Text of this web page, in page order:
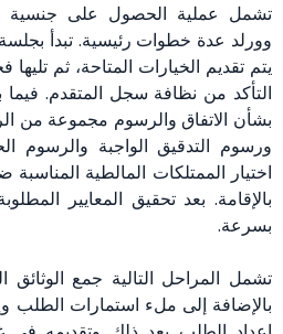
تشمل عملية الحصول على جنسية
وورلد عدة خطوات رئيسية. تبدأ
يتم تقديم الخيارات المتاحة، ثم تليها
التأكد من نظافة سجل المتقدم.
بشأن الاتفاق والرسوم مجموعة من
ورسوم التدقيق الواجبة والرسوم
اختيار الممتلكات المالطية
بالإقامة. بعد تحقيق المعايير
بسرعة.
تشمل المراحل التالية جمع الوثائق
بالإضافة إلى ملء استمارات الطلب